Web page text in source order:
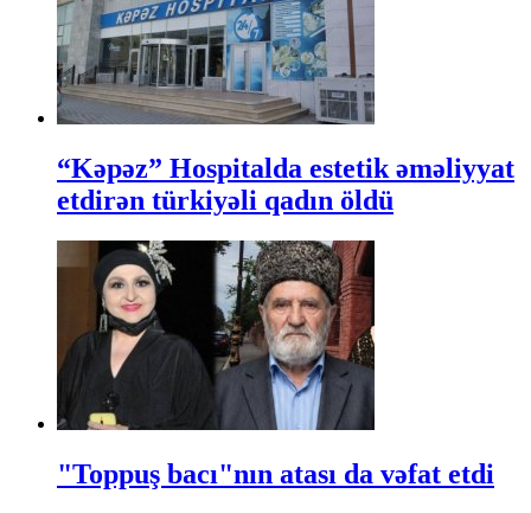
“Kəpəz” Hospitalda estetik əməliyyat
etdirən türkiyəli qadın öldü
"Toppuş bacı"nın atası da vəfat etdi